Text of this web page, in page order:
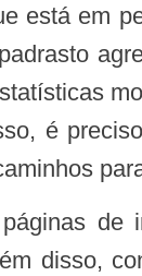
está em
é
disso,